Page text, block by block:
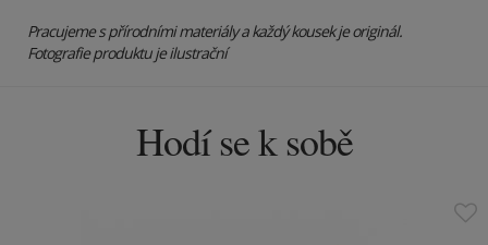
Pracujeme s přírodními materiály a každý kousek je originál.
Fotografie produktu je ilustrační
Hodí se k sobě